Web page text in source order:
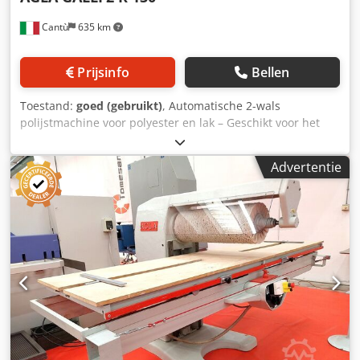
Cantù 635 km
Prijsinfo Bellen
Toestand: goed (gebruikt), Automatische 2-wals
polijstmachine voor polyester en lak – Geschikt voor het
polijsten van hoogglans polyester of polyurethaanlakken,
metalen, marmer en vergelijkbare materialen. 2 schuine
rollen – Dankzij deze helling en het oscilleren van de
draaiende borstels wordt een perfect gepolijste afwerking
van de te behandelen oppervlakken gegarandeerd. Het
"REVERSE"-systeem dempt de omkering zelfs bij zware
materialen zoals marmer, houten panelen, enz. Lengte van
2 rollen: 1300 mm, diameter rol: 300 mm, effectieve
werklengte: 4300 mm, effectieve werkbreedte: 1300 mm,
maximale paneelhoogte: 120 mm, motor: 15 pk x 2,
werkbladhoogte: van 950 tot 1180 mm, diameter
afzuigmof: 200 mm, totale afmetingen: 5000 x 2350 x 1750
h mm, gewicht: 2500 kg. Chedpex Db Nfjfx Aixsa
Advertentie